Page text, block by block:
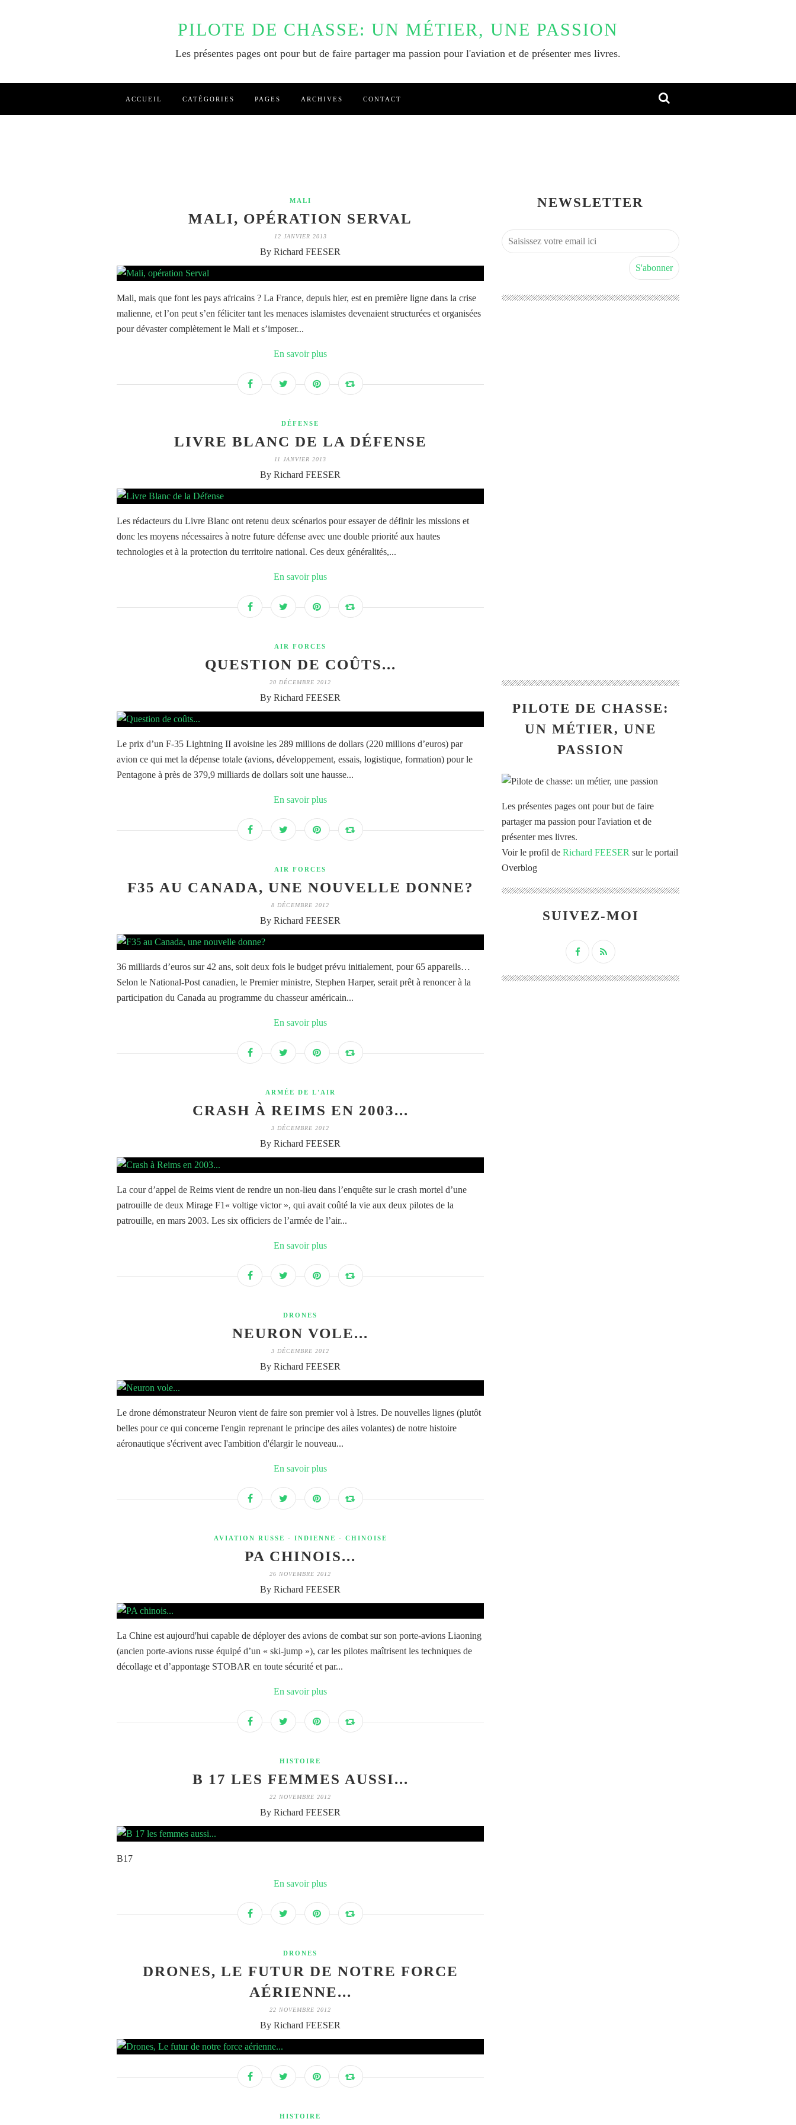
PILOTE DE CHASSE: UN MÉTIER, UNE PASSION
Les présentes pages ont pour but de faire partager ma passion pour l'aviation et de présenter mes livres.
ACCUEIL CATÉGORIES PAGES ARCHIVES CONTACT
MALI
MALI, OPÉRATION SERVAL
12 JANVIER 2013
By Richard FEESER
Mali, mais que font les pays africains ? La France, depuis hier, est en première ligne dans la crise
malienne, et l’on peut s’en féliciter tant les menaces islamistes devenaient structurées et organisées
pour dévaster complètement le Mali et s’imposer...
En savoir plus
DÉFENSE
LIVRE BLANC DE LA DÉFENSE
11 JANVIER 2013
By Richard FEESER
Les rédacteurs du Livre Blanc ont retenu deux scénarios pour essayer de définir les missions et
donc les moyens nécessaires à notre future défense avec une double priorité aux hautes
technologies et à la protection du territoire national. Ces deux généralités,...
En savoir plus
AIR FORCES
QUESTION DE COÛTS...
20 DÉCEMBRE 2012
By Richard FEESER
Le prix d’un F-35 Lightning II avoisine les 289 millions de dollars (220 millions d’euros) par
avion ce qui met la dépense totale (avions, développement, essais, logistique, formation) pour le
Pentagone à près de 379,9 milliards de dollars soit une hausse...
En savoir plus
AIR FORCES
F35 AU CANADA, UNE NOUVELLE DONNE?
8 DÉCEMBRE 2012
By Richard FEESER
36 milliards d’euros sur 42 ans, soit deux fois le budget prévu initialement, pour 65 appareils…
Selon le National-Post canadien, le Premier ministre, Stephen Harper, serait prêt à renoncer à la
participation du Canada au programme du chasseur américain...
En savoir plus
ARMÉE DE L'AIR
CRASH À REIMS EN 2003...
3 DÉCEMBRE 2012
By Richard FEESER
La cour d’appel de Reims vient de rendre un non-lieu dans l’enquête sur le crash mortel d’une
patrouille de deux Mirage F1« voltige victor », qui avait coûté la vie aux deux pilotes de la
patrouille, en mars 2003. Les six officiers de l’armée de l’air...
En savoir plus
DRONES
NEURON VOLE...
3 DÉCEMBRE 2012
By Richard FEESER
Le drone démonstrateur Neuron vient de faire son premier vol à Istres. De nouvelles lignes (plutôt
belles pour ce qui concerne l'engin reprenant le principe des ailes volantes) de notre histoire
aéronautique s'écrivent avec l'ambition d'élargir le nouveau...
En savoir plus
AVIATION RUSSE - INDIENNE - CHINOISE
PA CHINOIS...
26 NOVEMBRE 2012
By Richard FEESER
La Chine est aujourd'hui capable de déployer des avions de combat sur son porte-avions Liaoning
(ancien porte-avions russe équipé d’un « ski-jump »), car les pilotes maîtrisent les techniques de
décollage et d’appontage STOBAR en toute sécurité et par...
En savoir plus
HISTOIRE
B 17 LES FEMMES AUSSI...
22 NOVEMBRE 2012
By Richard FEESER
B17
En savoir plus
DRONES
DRONES, LE FUTUR DE NOTRE FORCE
AÉRIENNE...
22 NOVEMBRE 2012
By Richard FEESER
HISTOIRE
NEWSLETTER
PILOTE DE CHASSE:
UN MÉTIER, UNE
PASSION
Les présentes pages ont pour but de faire
partager ma passion pour l'aviation et de
présenter mes livres.
Voir le profil de Richard FEESER sur le portail
Overblog
SUIVEZ-MOI